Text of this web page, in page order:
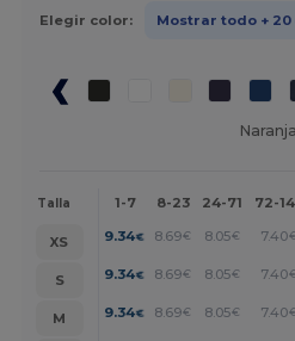
Elegir color: Mostrar todo + 20
Talla 1-7 8-23 24-71 72-
XS 9.34€ 8.69€ 8.05€ 7.40€
S
9.34€ 8.69€ 8.05€ 7.40€
M
9.34€ 8.69€ 8.05€ 7.40€